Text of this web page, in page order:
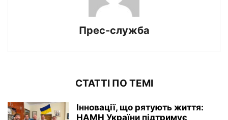
Прес-служба
СТАТТІ ПО ТЕМІ
Інновації, що рятують життя:
НАМН України підтримує